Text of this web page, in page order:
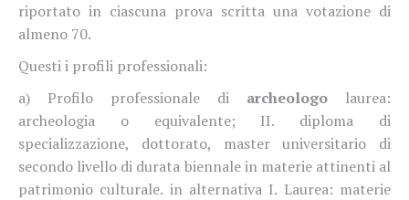
riportato in ciascuna prova scritta una votazione di
almeno 70.
Questi i profili professionali:
a) Profilo professionale di archeologo laurea:
archeologia o equivalente; II. diploma di
specializzazione, dottorato, master universitario di
secondo livello di durata biennale in materie attinenti al
patrimonio culturale. in alternativa I. Laurea: materie